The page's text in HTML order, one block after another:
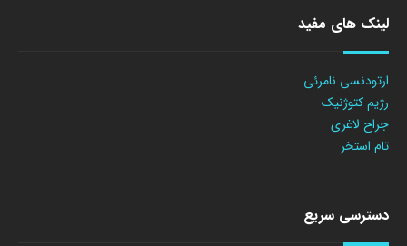
لینک های مفید
ارتودنسی نامرئی
رژیم کتوژنیک
جراح لاغری
تام استخر
دسترسی سریع